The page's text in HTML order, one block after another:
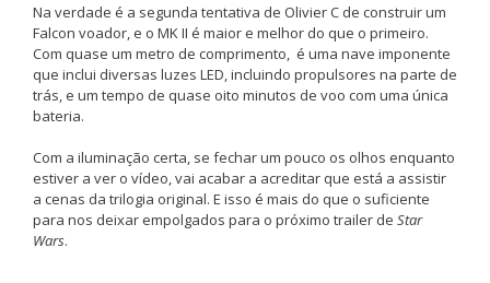
Na verdade é a segunda tentativa de Olivier C de construir um
Falcon voador, e o MK II é maior e melhor do que o primeiro.
Com quase um metro de comprimento, é uma nave imponente
que inclui diversas luzes LED, incluindo propulsores na parte de
trás, e um tempo de quase oito minutos de voo com uma única
bateria.
Com a iluminação certa, se fechar um pouco os olhos enquanto
estiver a ver o vídeo, vai acabar a acreditar que está a assistir
a cenas da trilogia original. E isso é mais do que o suficiente
para nos deixar empolgados para o próximo trailer de Star
Wars.